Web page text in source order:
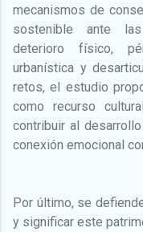
mecanismos de
sostenible ante las
deterioro físico,
urbanística y
retos, el estudio
como recurso
contribuir al
conexión emocional
Por último, se
y significar este